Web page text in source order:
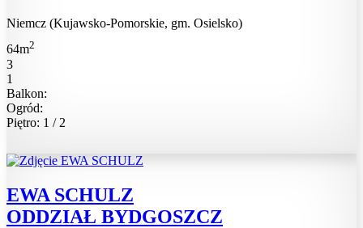
Niemcz (Kujawsko-Pomorskie, gm. Osielsko)
64m2
3
1
Balkon:
Ogród:
Piętro: 1 / 2
EWA SCHULZ
ODDZIAŁ BYDGOSZCZ